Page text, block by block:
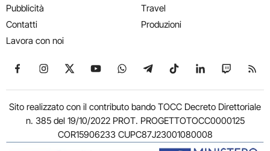
Pubblicità
Contatti
Lavora con noi
Travel
Produzioni
Seguici su Facebook
Seguici su Instagram
Seguici su X
Seguici su YouTube
Seguici su WhatsApp
Seguici su Telegram
Seguici su TikTok
Seguici su
Seguici
Sito realizzato con il contributo bando TOCC Decreto Direttoriale
n. 385 del 19/10/2022 PROT. PROGETTOTOCC0000125
COR15906233 CUPC87J23001080008